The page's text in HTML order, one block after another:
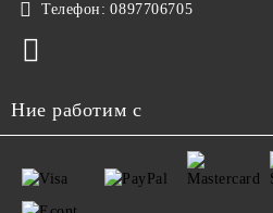
Телефон: 0897706705
Ние работим с